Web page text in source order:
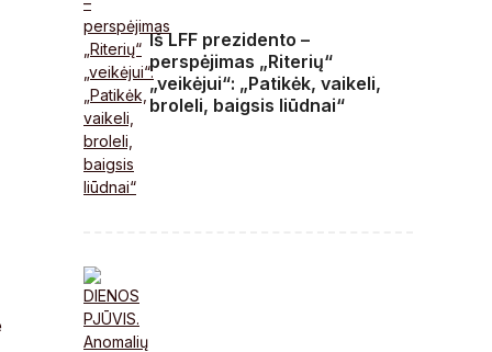
Iš LFF prezidento –
perspėjimas „Riterių“
„veikėjui“: „Patikėk, vaikeli,
broleli, baigsis liūdnai“